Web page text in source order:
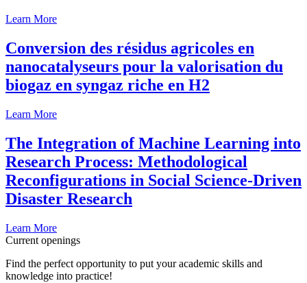
Learn More
Conversion des résidus agricoles en
nanocatalyseurs pour la valorisation du
biogaz en syngaz riche en H2
Learn More
The Integration of Machine Learning into
Research Process: Methodological
Reconfigurations in Social Science-Driven
Disaster Research
Learn More
Current openings
Find the perfect opportunity to put your academic skills and
knowledge into practice!